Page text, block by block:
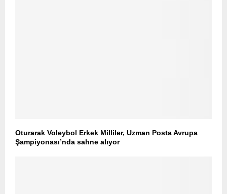
Oturarak Voleybol Erkek Milliler, Uzman Posta Avrupa
Şampiyonası’nda sahne alıyor